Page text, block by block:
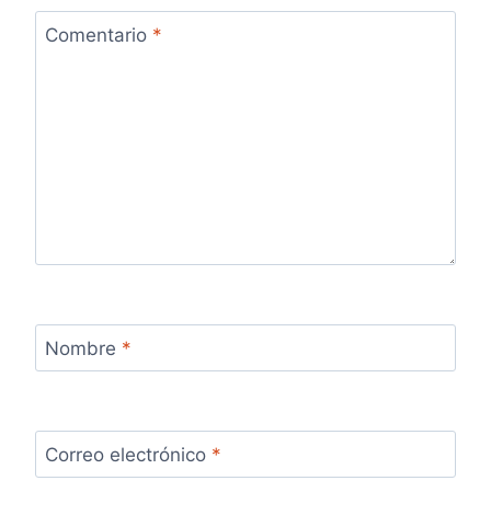
Comentario *
Nombre *
Correo electrónico *